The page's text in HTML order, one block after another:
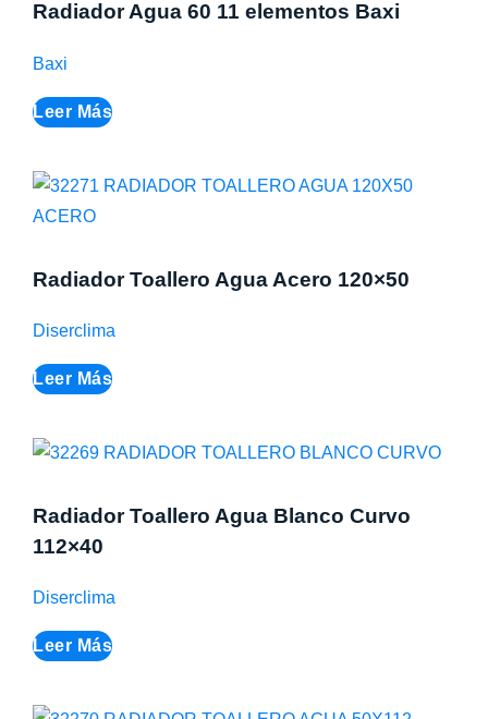
Radiador Agua 60 11 elementos Baxi
Baxi
Leer Más
Radiador Toallero Agua Acero 120×50
Diserclima
Leer Más
Radiador Toallero Agua Blanco Curvo
112×40
Diserclima
Leer Más